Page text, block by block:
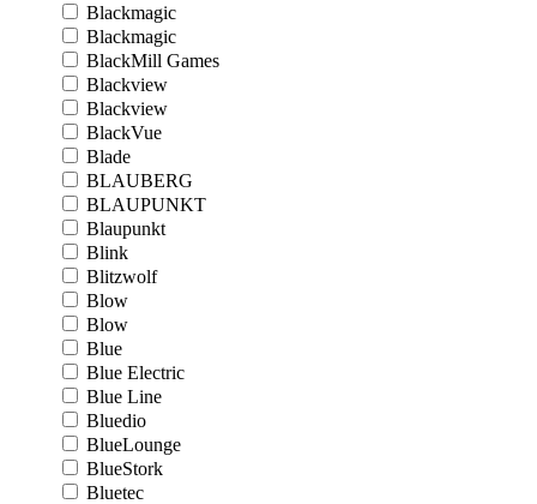
Blackmagic
Blackmagic
BlackMill Games
Blackview
Blackview
BlackVue
Blade
BLAUBERG
BLAUPUNKT
Blaupunkt
Blink
Blitzwolf
Blow
Blow
Blue
Blue Electric
Blue Line
Bluedio
BlueLounge
BlueStork
Bluetec